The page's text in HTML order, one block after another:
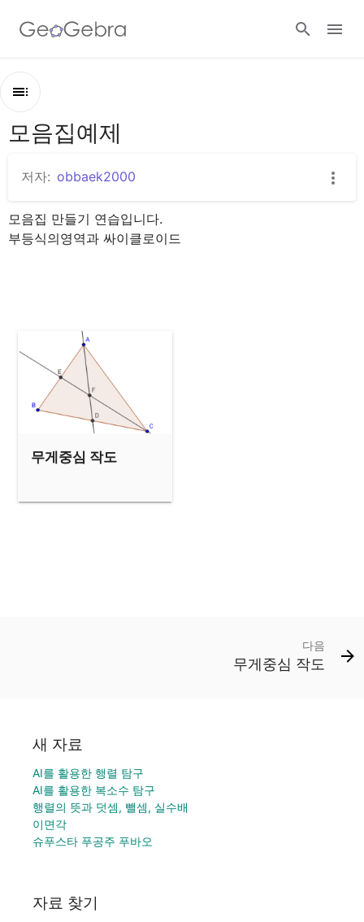
구글 클래스룸
지오지브라 클래스룸
개
모음집예제
모음집예제
저자: obbaek2000
모음집 만들기 연습입니다.
부등식의영역과 싸이클로이드
무게중심 작도
다음
무게중심 작도
새 자료
AI를 활용한 행렬 탐구
AI를 활용한 복소수 탐구
행렬의 뜻과 덧셈, 뺄셈, 실수배
이면각
슈푸스타 푸공주 푸바오
자료 찾기